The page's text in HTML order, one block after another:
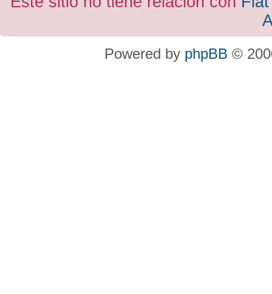
Powered by phpBB ©